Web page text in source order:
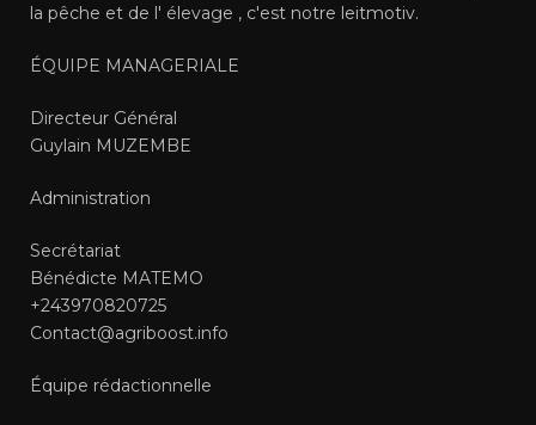
la pêche et de l' élevage , c'est notre leitmotiv.
ÉQUIPE MANAGERIALE
Directeur Général
Guylain MUZEMBE
Administration
Secrétariat
Bénédicte MATEMO
+243970820725
Contact@agriboost.info
Équipe rédactionnelle